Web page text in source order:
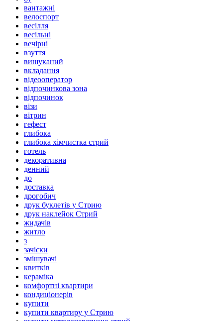
вантажні
велоспорт
весілля
весільні
вечірні
взуття
вишуканий
вкладання
відеооператор
відпочинкова зона
відпочинок
візи
вітрин
гефест
глибока
глибока хімчистка стрий
готель
декоративна
денний
до
доставка
дрогобич
друк буклетів у Стрию
друк наклейок Стрий
жидачів
житло
з
зачіски
змішувачі
квитків
кераміка
комфортні квартири
кондиціонерів
купити
купити квартиру у Стрию